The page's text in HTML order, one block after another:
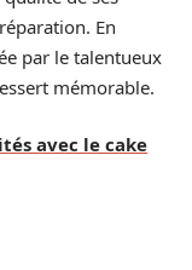
En
par le talentueux
mémorable.
avec le cake